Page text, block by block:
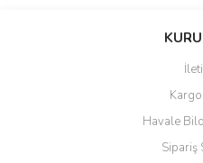
Bu ürüne ilk
Ürün resmi kalitesiz, bozuk
Ürün açıklamasında eksik
Ürün bilgilerinde hatalar
Havale
Sipariş